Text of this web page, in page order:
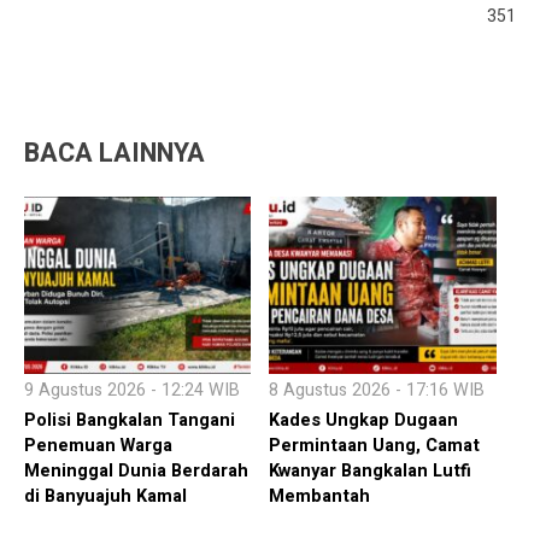
351
BACA LAINNYA
9 Agustus 2026 - 12:24 WIB
Polisi Bangkalan Tangani
Penemuan Warga
Meninggal Dunia Berdarah
di Banyuajuh Kamal
8 Agustus 2026 - 17:16 WIB
Kades Ungkap Dugaan
Permintaan Uang, Camat
Kwanyar Bangkalan Lutfi
Membantah